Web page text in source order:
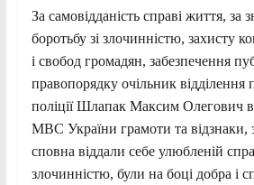
За самовідданість справі життя, за
боротьбу зі злочинністю, захисту
і свобод громадян, забезпечення
правопорядку очільник відділення
поліції Шлапак Максим Олегович
МВС України грамоти та відзнаки,
сповна віддали себе улюбленій
злочинністю, були на боці добра і